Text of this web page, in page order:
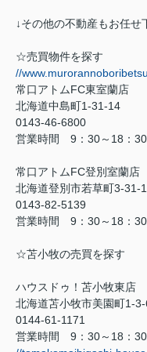
↓その他の不動産もお任せ
☆売買物件を探す
//
常口アトムFC東室蘭店
北海道中島町1-31-14
0143-46-6800
営業時間 9 ： 30～ 18 ：
常口アトムFC登別室蘭店
北海道登別市若草町3-31-1
0143-82-5139
営業時間 9 ： 30～ 18 ：
☆苫小牧の売買を探す
ハウスドゥ！苫小牧東店
北海道苫小牧市美園町1-3-
0144-61-1171
営業時間 9 ： 30～ 18 ：